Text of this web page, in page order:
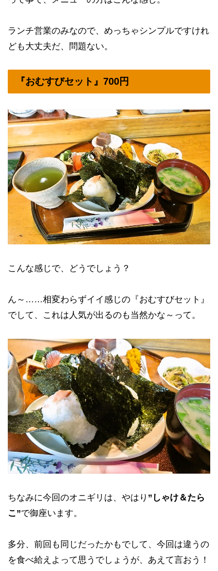
ランチ営業のみなので、めっちゃシンプルですけれ
ども大丈夫だ、問題ない。
『おむすびセット』700円
こんな感じで、どうでしょう？
ん～……相変わらずイイ感じの『おむすびセット』
でして、これは人気が出るのも当然かな～って。
ちなみに今回のオニギリは、やはり ”しゃけ＆たら
こ”で御座います。
多分、前回も同じだったかもでして、今回は違うの
を食べ給えよって思うでしょうが、あえて言おう！